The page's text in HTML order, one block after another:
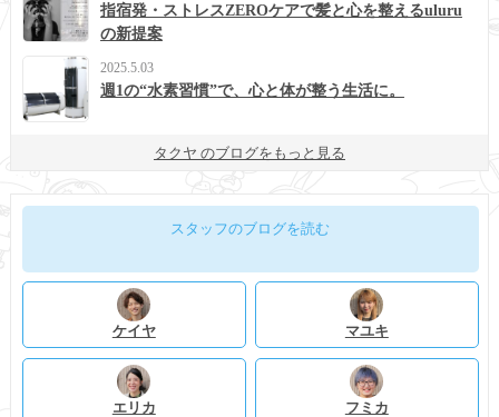
指宿発・ストレスZEROケアで髪と心を整えるuluru
の新提案
2025.5.03
週1の“水素習慣”で、心と体が整う生活に。
タクヤ のブログをもっと見る
スタッフのブログを読む
ケイヤ マユキ
エリカ フミカ